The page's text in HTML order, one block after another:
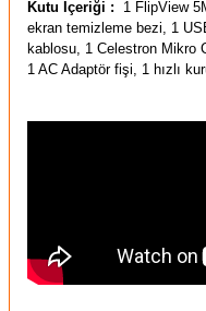
Kutu İçeriği : 1 FlipView
ekran temizleme bezi, 1
kablosu, 1 Celestron Mikro
1 AC Adaptör fişi, 1 hızlı